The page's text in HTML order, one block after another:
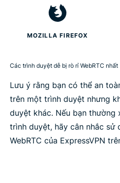
MOZILLA FIREFOX
Các trình duyệt dễ bị rò rỉ WebRTC nhất
Lưu ý rằng bạn có thể an
trên một trình duyệt nhưng
duyệt khác. Nếu bạn thường
trình duyệt, hãy cân nhắc sử
WebRTC của ExpressVPN